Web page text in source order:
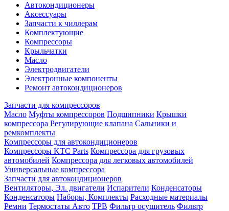
Автокондиционеры
Аксессуары
Запчасти к чиллерам
Комплектующие
Компрессоры
Крыльчатки
Масло
Электродвигатели
Электронные компоненты
Ремонт автокондиционеров
Запчасти для компрессоров
Масло Муфты компрессоров Подшипники Крышки
компрессора Регулирующие клапана Сальники и
ремкомплекты
Компрессоры для автокондиционеров
Компрессоры KTC Parts Компрессора для грузовых
автомобилей Компрессора для легковых автомобилей
Универсальные компрессора
Запчасти для автокондиционеров
Вентиляторы, Эл. двигатели Испарители Конденсаторы
Конденсаторы Наборы, Комплекты Расходные материалы
Ремни Термостаты Авто ТРВ Фильтр осушитель Фильтр